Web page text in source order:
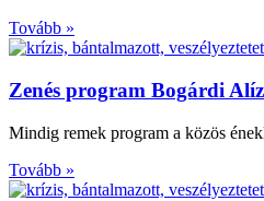
Tovább »
Zenés program Bogárdi
Mindig remek program a közös
Tovább »